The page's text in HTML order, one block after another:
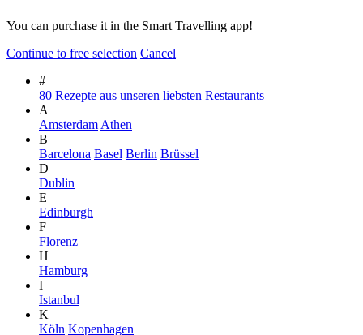
You can purchase it in the Smart Travelling app!
Continue to free selection Cancel
#
80 Rezepte aus unseren liebsten Restaurants
A
Amsterdam Athen
B
Barcelona Basel Berlin Brüssel
D
Dublin
E
Edinburgh
F
Florenz
H
Hamburg
I
Istanbul
K
Köln Kopenhagen